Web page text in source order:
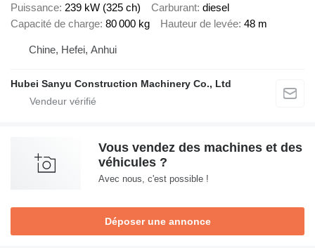
Puissance 239 kW (325 ch) Carburant diesel
Capacité de charge 80 000 kg Hauteur de levée 48 m
Chine, Hefei, Anhui
Hubei Sanyu Construction Machinery Co., Ltd
Vous vendez des machines et des
véhicules ?
Avec nous, c'est possible !
Déposer une annonce